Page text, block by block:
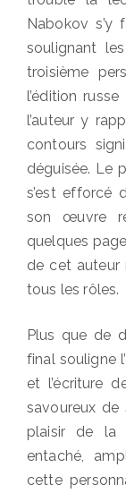
Nabokov
soulignant
troisième
l’édition
l’auteur y
contours
déguisée. Le
s’est efforcé
son œuvre
quelques
de cet auteur
tous les rôles.
Plus que de
final souligne
et l’écriture
savoureux
plaisir de la
entaché,
cette